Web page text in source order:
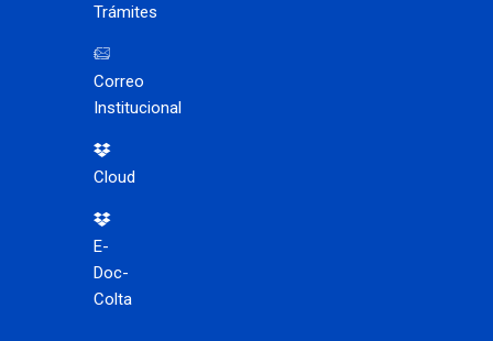
Trámites
Correo
Institucional
Cloud
E-
Doc-
Colta